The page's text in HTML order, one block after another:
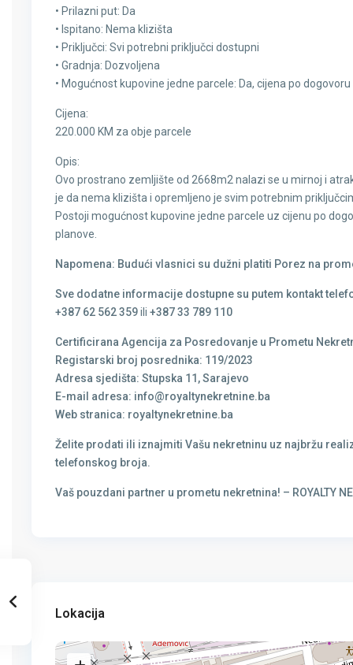
• Prilazni put: Da
• Ispitano: Nema klizišta
• Priključci: Svi potrebni priključci dostupni
• Gradnja: Dozvoljena
• Mogućnost kupovine jedne parcele: Da, cijena po dogovoru
Cijena:
220.000 KM za obje parcele
Opis:
Ovo prostrano zemljište od 2668m2 nalazi se u mirnoj i
je da nema klizišta i opremljeno je svim potrebnim
Postoji mogućnost kupovine jedne parcele uz cijenu po
planove.
Napomena: Budući vlasnici su dužni platiti Porez na
Sve dodatne informacije dostupne su putem kontakt
+387 62 562 359ili+387 33 789 110
Certificirana Agencija za Posredovanje u Prometu
Registarski broj posrednika: 119/2023
Adresa sjedišta: Stupska 11, Sarajevo
E-mail adresa: info@royaltynekretnine.ba
Web stranica: royaltynekretnine.ba
Želite prodati ili iznajmiti Vašu nekretninu uz najbržu
telefonskog broja.
Vaš pouzdani partner u prometu nekretnina! – ROYALTY
Lokacija